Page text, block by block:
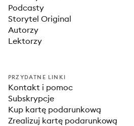
Podcasty
Storytel Original
Autorzy
Lektorzy
PRZYDATNE LINKI
Kontakt i pomoc
Subskrypcje
Kup kartę podarunkową
Zrealizuj kartę podarunkową